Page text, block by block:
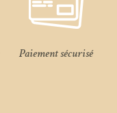
Paiement sécurisé